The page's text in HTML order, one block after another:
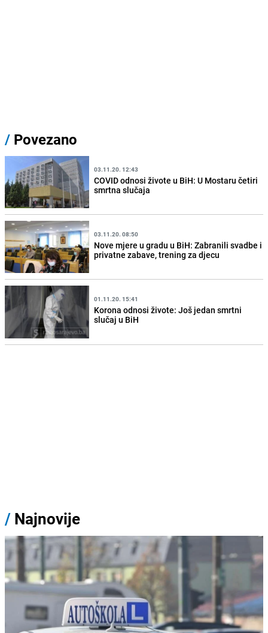
/ Povezano
03.11.20. 12:43
COVID odnosi živote u BiH: U Mostaru četiri
smrtna slučaja
03.11.20. 08:50
Nove mjere u gradu u BiH: Zabranili svadbe i
privatne zabave, trening za djecu
01.11.20. 15:41
Korona odnosi živote: Još jedan smrtni
slučaj u BiH
/ Najnovije